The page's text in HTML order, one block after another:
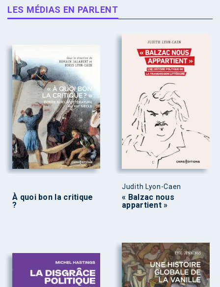
LES MÉDIAS EN PARLENT
À quoi bon la critique
?
Judith Lyon-Caen
« Balzac nous
appartient »